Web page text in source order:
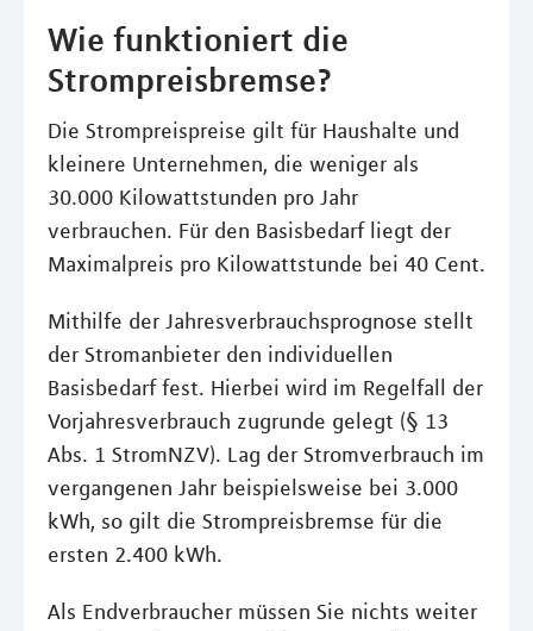
Wie funktioniert die
Strompreisbremse?
Die Strompreispreise gilt für Haushalte und
kleinere Unternehmen, die weniger als
30.000 Kilowattstunden pro Jahr
verbrauchen. Für den Basisbedarf liegt der
Maximalpreis pro Kilowattstunde bei 40 Cent.
Mithilfe der Jahresverbrauchsprognose stellt
der Stromanbieter den individuellen
Basisbedarf fest. Hierbei wird im Regelfall der
Vorjahresverbrauch zugrunde gelegt (§ 13
Abs. 1 StromNZV). Lag der Stromverbrauch im
vergangenen Jahr beispielsweise bei 3.000
kWh, so gilt die Strompreisbremse für die
ersten 2.400 kWh.
Als Endverbraucher müssen Sie nichts weiter